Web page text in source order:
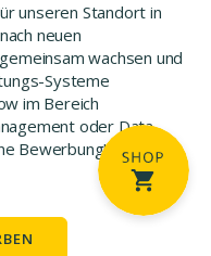
unseren Standort in
neuen
wachsen und
-Systeme
im Bereich
oder Data
Bewerbung!